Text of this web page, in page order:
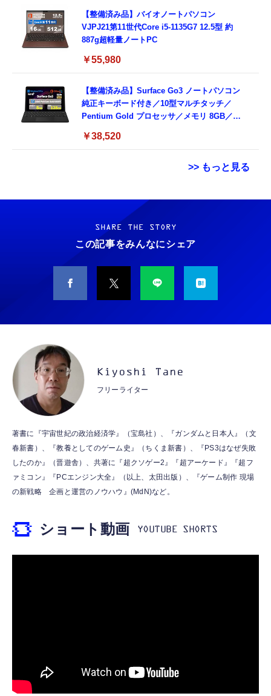
【整備済み品】バイオノートパソコン
VJPJ21第11世代Core i5-1135G7 12.5型 約
887g超軽量ノートPC
￥55,980
【整備済み品】Surface Go3 ノートパソコン
純正キーボード付き／10型マルチタッチ／
Pentium Gold プロセッサ／メモリ 8GB／
Bluetooth5.0／USB-C／1080p顔認証カメラ
￥38,520
>> もっと見る
Grithope イヤホン タイプC【2026新モデル
耐久性】 有線イヤホン マイク付き HiFi音質
ノイズ低減 重低音 遅延なし
￥949
タイプc 寝ホンイヤホン 寝ホン type-c 有線
睡眠用イヤホン 【音質強化バージョン
￥2,199
MFi認証 【ハイレゾ音質】 内蔵DAC 遅延な
し 48ビット/96KHz 音量調節対応
【HIFI音質】iphone イヤホンジャック ライ
トニング イヤホン 変換 MFI認証 4極 内蔵
￥999
軽量2.8g ASMR推薦 ワイヤレス
Bluetooth6.1 柔軟性高 安眠 仕事 ブルー
￥2,682
霊界コミュニケーションロボット BAKETAN
WARASHI ばけたん ワラシ 改 KAI
￥5,400
M10SR AIペット（コミュニケーションロボッ
ト）
ット）
￥53,900
霊界コミュニケーションロボット BAKETAN
￥5,400
【ペットロボット 】lopeto AI robot チャー
感情成長型 AI搭載 ペットロボット コミュニ
ケーションロボット 性格育成 会話 ジェスチ
SHARE THE STORY
この記事をみんなにシェア
Kiyoshi Tane
フリーライター
著書に『宇宙世紀の政治経済学』（宝島社）、『ガンダムと日本人』（文
春新書）、『教養としてのゲーム史』（ちくま新書）、『PS3はなぜ失敗
したのか』（晋遊舎）、共著に『超クソゲー2』『超アーケード』『超フ
ァミコン』『PCエンジン大全』（以上、太田出版）、『ゲーム制作 現場
の新戦略 企画と運営のノウハウ』(MdN)など。
ショート動画